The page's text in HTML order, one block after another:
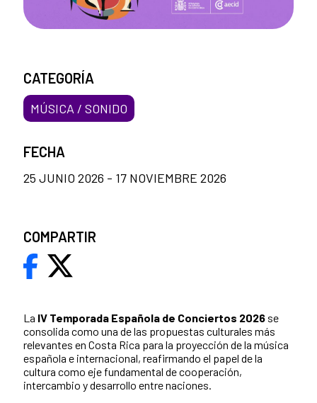
La IV Temporada Española de Conciertos 2026 se
consolida como una de las propuestas culturales más
relevantes en Costa Rica para la proyección de la música
española e internacional, reafirmando el papel de la
cultura como eje fundamental de cooperación,
intercambio y desarrollo entre naciones.
CATEGORÍA
MÚSICA / SONIDO
FECHA
25 JUNIO 2026 - 17 NOVIEMBRE 2026
COMPARTIR